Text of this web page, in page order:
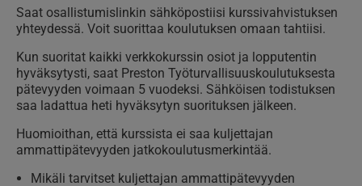
Saat osallistumislinkin sähköpostiisi kurssivahvistuksen
yhteydessä. Voit suorittaa koulutuksen omaan tahtiisi.
Kun suoritat kaikki verkkokurssin osiot ja lopputentin
hyväksytysti, saat Preston Työturvallisuuskoulutuksesta
pätevyyden voimaan 5 vuodeksi. Sähköisen todistuksen
saa ladattua heti hyväksytyn suorituksen jälkeen.
Huomioithan, että kurssista ei saa kuljettajan
ammattipätevyyden jatkokoulutusmerkintää.
Mikäli tarvitset kuljettajan ammattipätevyyden